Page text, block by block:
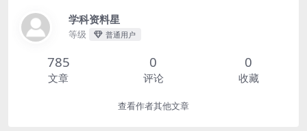
学科资料星
等级 普通用户
785
文章
0
评论
0
收藏
查看作者其他文章